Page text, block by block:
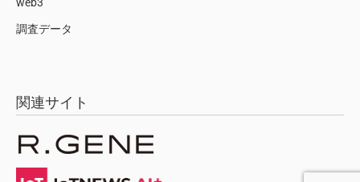
web3
調査データ
関連サイト